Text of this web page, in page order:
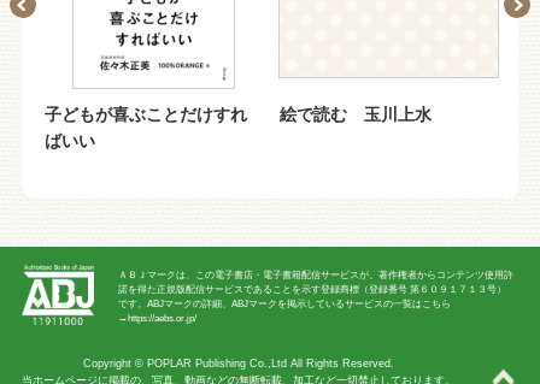
子どもが喜ぶことだけすれ
ばいい
絵で読む 玉川上水
ＡＢＪマークは、この電子書店・電子書籍配信サービスが、著作権者からコンテンツ使用許
諾を得た正規版配信サービスであることを示す登録商標（登録番号 第６０９１７１３号）
です。ABJマークの詳細、ABJマークを掲示しているサービスの一覧はこちら
→ https://aebs.or.jp/
Copyright © POPLAR Publishing Co.,Ltd All Rights Reserved.
当ホームページに掲載の、写真、動画などの無断転載、加工など一切禁止しております。